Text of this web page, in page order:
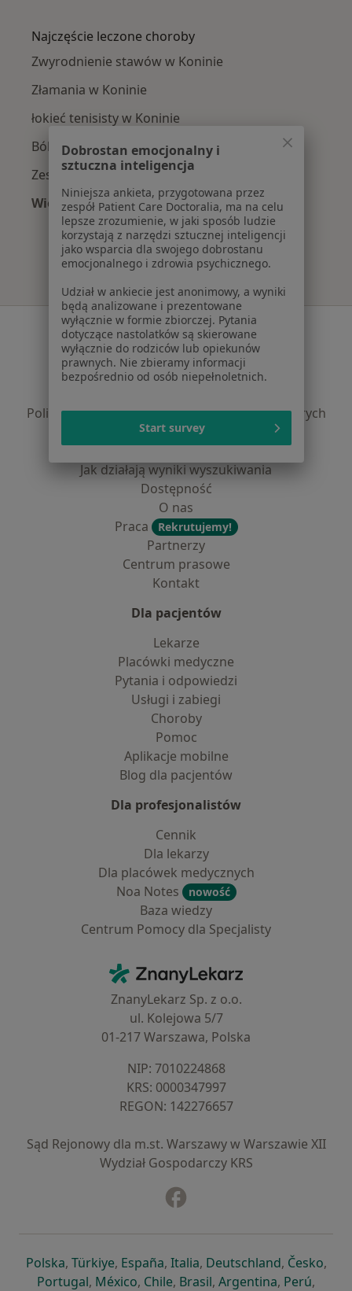
Najczęście leczone choroby
Zwyrodnienie stawów w Koninie
Złamania w Koninie
łokieć tenisisty w Koninie
Ból kolana w Koninie
Zespół cieśni nadgarstka w Koninie
Więcej (15)
Więcej w kategorii: Najczęście leczone
Serwis
Regulamin
Polityka prywatności pacjentów
Polityka prywatności dla profesjonalistów, których
dane pozyskaliśmy samodzielnie
Polityka cookies
Jak działają wyniki wyszukiwania
Dostępność
O nas
Praca
Rekrutujemy!
Partnerzy
Centrum prasowe
Kontakt
Dla pacjentów
Lekarze
Placówki medyczne
Pytania i odpowiedzi
Usługi i zabiegi
Choroby
Pomoc
Aplikacje mobilne
Blog dla pacjentów
Dla profesjonalistów
Cennik
Dla lekarzy
Dla placówek medycznych
Noa Notes
nowość
Baza wiedzy
Centrum Pomocy dla Specjalisty
ZnanyLekarz - Strona główna
ZnanyLekarz Sp. z o.o.
ul. Kolejowa 5/7
01-217 Warszawa, Polska
NIP: ⁠7010224868
KRS: ⁠0000347997
REGON: ⁠142276657
Sąd Rejonowy dla m.st. Warszawy w Warszawie XII
Wydział Gospodarczy KRS
Polskaotwiera się w nowej karcie
, Türkiyeotwiera się w nowej karcie
, Españaotwiera się w nowej karcie
, Italiaotwiera się w nowej
, Deutschlandotwiera się
, Česko,
Portugalotwiera się w nowej karcie
, Méxicootwiera się w nowej karcie
, Chileotwiera się w nowej karcie
, Brasilotwiera się w nowej
, Argentinaotwiera się
, Perú,
Dobrostan emocjonalny i
sztuczna inteligencja
Niniejsza ankieta, przygotowana przez
zespół Patient Care Doctoralia, ma na celu
lepsze zrozumienie, w jaki sposób ludzie
korzystają z narzędzi sztucznej inteligencji
jako wsparcia dla swojego dobrostanu
emocjonalnego i zdrowia psychicznego.
Udział w ankiecie jest anonimowy, a wyniki
będą analizowane i prezentowane
wyłącznie w formie zbiorczej. Pytania
dotyczące nastolatków są skierowane
wyłącznie do rodziców lub opiekunów
prawnych. Nie zbieramy informacji
bezpośrednio od osób niepełnoletnich.
Start survey